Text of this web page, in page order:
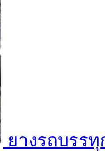
ยางรถบรรทุ